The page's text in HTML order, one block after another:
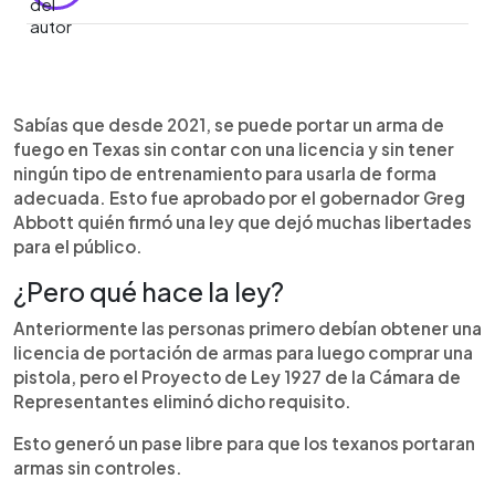
Escuchar artículo
Sabías que desde 2021, se puede portar un arma de
fuego en Texas sin contar con una licencia y sin tener
ningún tipo de entrenamiento para usarla de forma
adecuada. Esto fue aprobado por el gobernador Greg
Abbott quién firmó una ley que dejó muchas libertades
para el público.
¿Pero qué hace la ley?
Anteriormente las personas primero debían obtener una
licencia de portación de armas para luego comprar una
pistola, pero el Proyecto de Ley 1927 de la Cámara de
Representantes eliminó dicho requisito.
Esto generó un pase libre para que los texanos portaran
armas sin controles.